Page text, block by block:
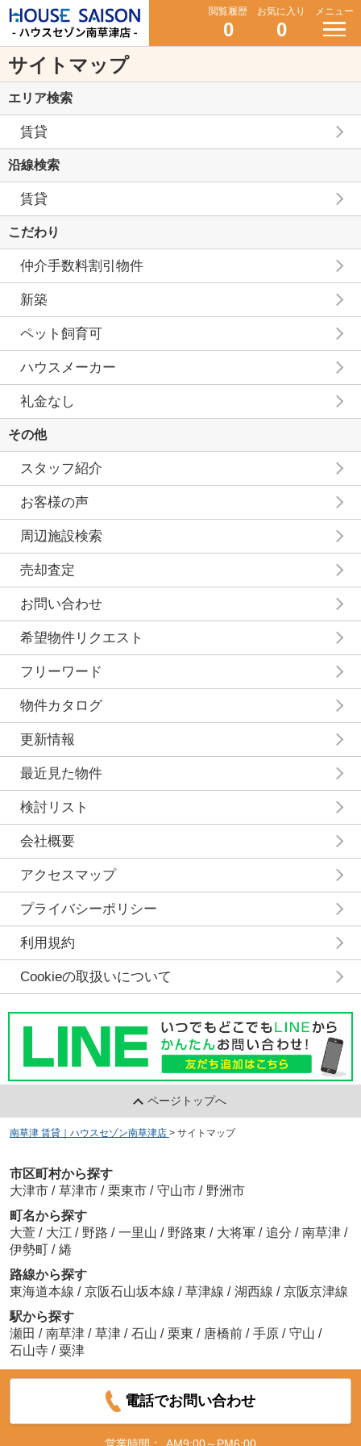
閲覧履歴
0
お気に入り
0
メニュー
サイトマップ
エリア検索
賃貸
沿線検索
賃貸
こだわり
仲介手数料割引物件
新築
ペット飼育可
ハウスメーカー
礼金なし
その他
スタッフ紹介
お客様の声
周辺施設検索
売却査定
お問い合わせ
希望物件リクエスト
フリーワード
物件カタログ
更新情報
最近見た物件
検討リスト
会社概要
アクセスマップ
プライバシーポリシー
利用規約
Cookieの取扱いについて
ページトップへ
南草津 賃貸｜ハウスセゾン南草津店 > サイトマップ
市区町村から探す
大津市 / 草津市 / 栗東市 / 守山市 / 野洲市
町名から探す
大萱 / 大江 / 野路 / 一里山 / 野路東 / 大将軍 / 追分 / 南草津 /
伊勢町 / 綣
路線から探す
東海道本線 / 京阪石山坂本線 / 草津線 / 湖西線 / 京阪京津線
駅から探す
瀬田 / 南草津 / 草津 / 石山 / 栗東 / 唐橋前 / 手原 / 守山 /
石山寺 / 粟津
電話でお問い合わせ